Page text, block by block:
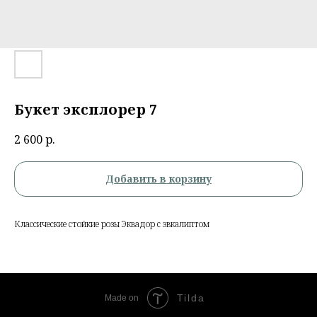
Букет эксплорер 7
2 600р.
Добавить в корзину
Классические стойкие розы Эквадор с эвкалиптом
Made on Tilda